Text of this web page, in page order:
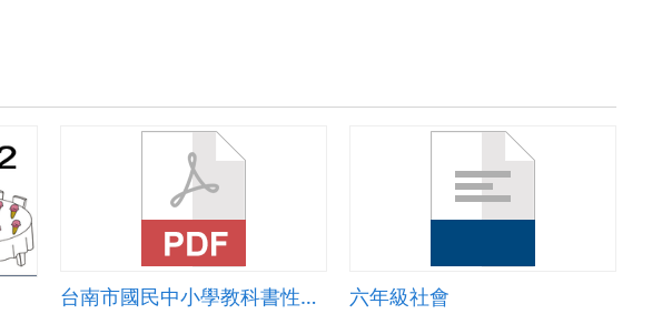
台南市國民中小學教科書性別平等教育議題課程檢視建議表1020718 六年級社會